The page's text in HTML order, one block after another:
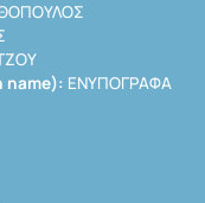
name): ΕΝΥΠΟΓΡΑΦΑ